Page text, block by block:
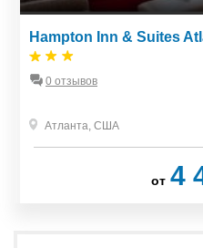
Hampton Inn & Suites
0 отзывов
Атланта, США
от 4